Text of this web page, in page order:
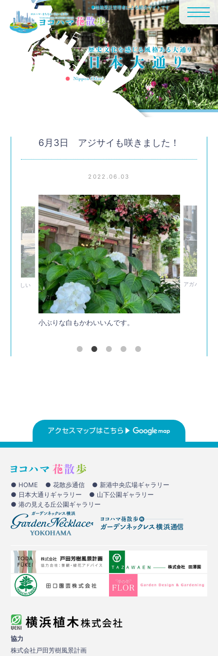
●植栽受託管理者による紹介サイトです
6月3日 アジサイも咲きました！
2022.06.03
可愛らしい
小ぶりな白もかわいいんです。
アガパンサス
● HOME ● 花散歩通信
● 新港中央広場ギャラリー
● 日本大通りギャラリー
● 山下公園ギャラリー
● 港の見える丘公園ギャラリー
協力
株式会社戸田芳樹風景計画